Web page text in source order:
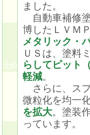
ました。
自動車補修
博したＬＶＭ
メタリック・
ＵＳは、塗料
らしてピット
軽減。
さらに、ス
微粒化を均一
を拡大。塗装
っています。